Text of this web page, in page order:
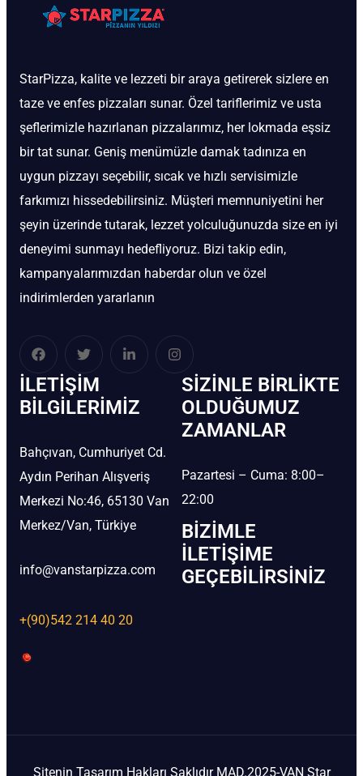
StarPizza, kalite ve lezzeti bir araya getirerek sizlere en
taze ve enfes pizzaları sunar. Özel tariflerimiz ve usta
şeflerimizle hazırlanan pizzalarımız, her lokmada eşsiz
bir tat sunar. Geniş menümüzle damak tadınıza en
uygun pizzayı seçebilir, sıcak ve hızlı servisimizle
farkımızı hissedebilirsiniz. Müşteri memnuniyetini her
şeyin üzerinde tutarak, lezzet yolculuğunuzda size en iyi
deneyimi sunmayı hedefliyoruz. Bizi takip edin,
kampanyalarımızdan haberdar olun ve özel
indirimlerden yararlanın
İLETIŞIM
BİLGILERIMIZ
Bahçıvan, Cumhuriyet Cd.
Aydın Perihan Alışveriş
Merkezi No:46, 65130 Van
Merkez/Van, Türkiye
info@vanstarpizza.com
+(90)542 214 40 20
SIZINLE BIRLIKTE
OLDUĞUMUZ
ZAMANLAR
Pazartesi – Cuma: 8:00–
22:00
BIZIMLE
İLETIŞIME
GEÇEBILIRSINIZ
Sitenin Tasarım Hakları Saklıdır MAD.2025-VAN Star